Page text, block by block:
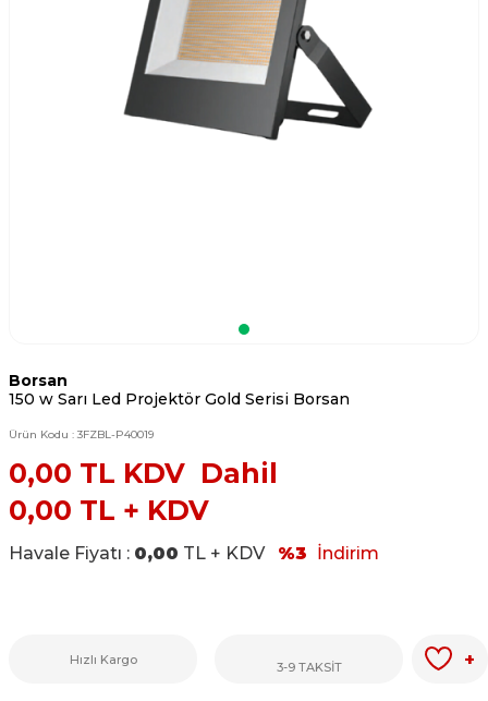
Borsan
150 w Sarı Led Projektör Gold Serisi Borsan
Ürün Kodu : 3FZBL-P40019
0,00 TL KDV Dahil
0,00 TL + KDV
Havale Fiyatı : 0,00 TL + KDV %3 İndirim
Hızlı Kargo 3-9 TAKSİT +